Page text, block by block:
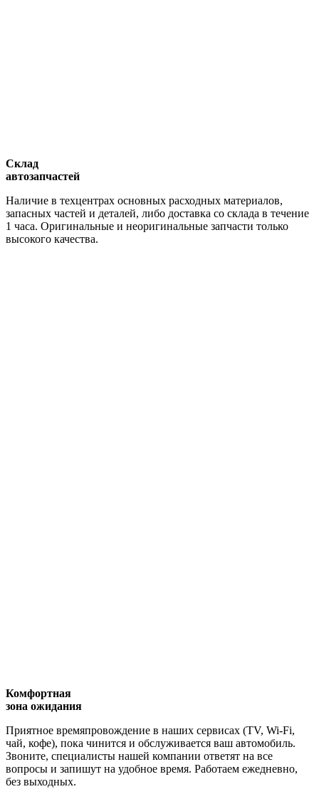
Склад
автозапчастей
Наличие в техцентрах основных расходных материалов,
запасных частей и деталей, либо доставка со склада в течение
1 часа. Оригинальные и неоригинальные запчасти только
высокого качества.
Комфортная
зона ожидания
Приятное времяпровождение в наших сервисах (TV, Wi-Fi,
чай, кофе), пока чинится и обслуживается ваш автомобиль.
Звоните, специалисты нашей компании ответят на все
вопросы и запишут на удобное время. Работаем ежедневно,
без выходных.